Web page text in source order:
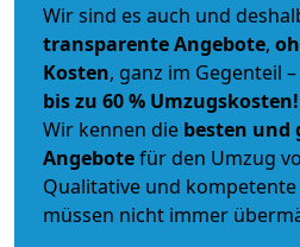
Wir sind es auch und
transparente Angebote,
Kosten, ganz im Gegenteil
bis zu 60 % Umzugskosten!
Wir kennen die besten und
Angebotefür den Umzug
Qualitative und kompetente
müssen nicht immer